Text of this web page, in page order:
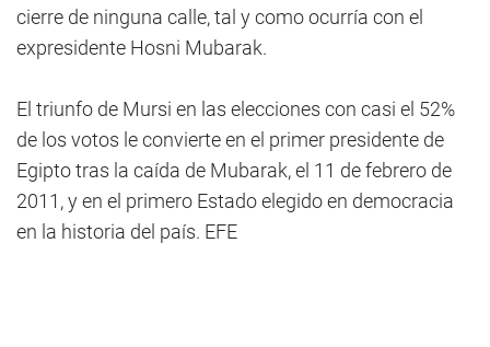
cierre de ninguna calle, tal y como ocurría con el
expresidente Hosni Mubarak.
El triunfo de Mursi en las elecciones con casi el 52%
de los votos le convierte en el primer presidente de
Egipto tras la caída de Mubarak, el 11 de febrero de
2011, y en el primero Estado elegido en democracia
en la historia del país. EFE